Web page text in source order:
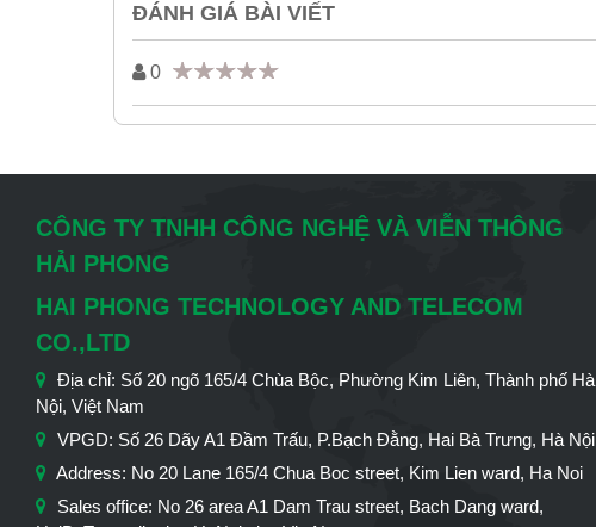
ĐÁNH GIÁ BÀI VIẾT
0
CÔNG TY TNHH CÔNG NGHỆ VÀ VIỄN THÔNG
HẢI PHONG
HAI PHONG TECHNOLOGY AND TELECOM
CO.,LTD
Địa chỉ: Số 20 ngõ 165/4 Chùa Bộc, Phường Kim Liên, Thành phố Hà
Nội, Việt Nam
VPGD: Số 26 Dãy A1 Đầm Trấu, P.Bạch Đằng, Hai Bà Trưng, Hà Nội
Address: No 20 Lane 165/4 Chua Boc street, Kim Lien ward, Ha Noi
Sales office: No 26 area A1 Dam Trau street, Bach Dang ward,